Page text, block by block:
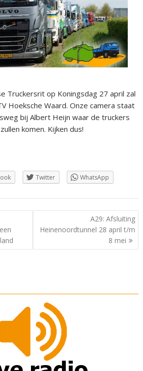
Truckersrit op Koningsdag 27 april zal
Hoeksche Waard. Onze camera staat
bij Albert Heijn waar de truckers
komen. Kijken dus!
Twitter WhatsApp
A29: Afsluiting
Heinenoordtunnel 28 april t/m
8 mei